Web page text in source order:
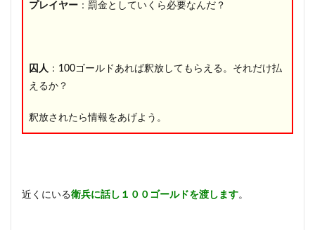
プレイヤー ：罰金としていくら必要なんだ？
囚人 ：100ゴールドあれば釈放してもらえる。それだけ払
えるか？
釈放されたら情報をあげよう。
近くにいる衛兵に話し１００ゴールドを渡します。